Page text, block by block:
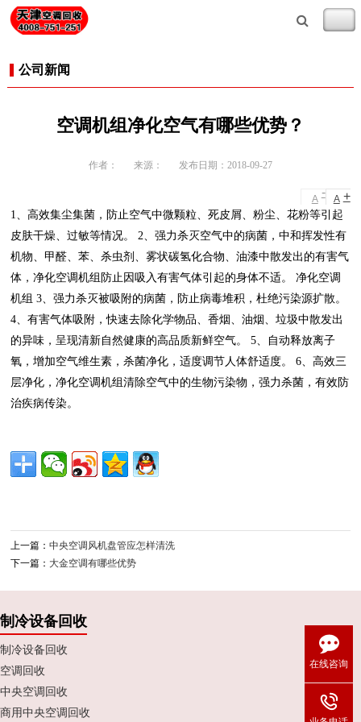
公司新闻
空调机组净化空气有哪些优势？
作者： 来源： 发布日期：2018-09-27
A - A +
1、高效集尘集菌，防止空气中微颗粒、死皮屑、粉尘、花粉等引起
皮肤干燥、过敏等情况。 2、强力杀灭空气中的病菌，中和挥发性有
机物、甲醛、苯、杀虫剂、雾状碳氢化合物、油漆中散发出的有害气
体，净化空调机组防止因吸入有害气体引起的身体不适。 净化空调
机组 3、强力杀灭被吸附的病菌，防止病毒堆积，杜绝污染源扩散。
4、有害气体吸附，快速去除化学物品、香烟、油烟、垃圾中散发出
的异味，呈现清新自然健康的高品质新鲜空气。 5、自动释放离子
氧，增加空气维生素，杀菌净化，适度调节人体舒适度。 6、高效三
层净化，净化空调机组清除空气中的生物污染物，强力杀菌，有效防
治疾病传染。
上一篇：中央空调风机盘管应怎样清洗
下一篇： 大金空调有哪些优势
制冷设备回收
制冷设备回收
空调回收
中央空调回收
商用中央空调回收
在线咨询